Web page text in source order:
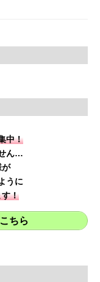
中！
ん…
が
うに
す！
ちら